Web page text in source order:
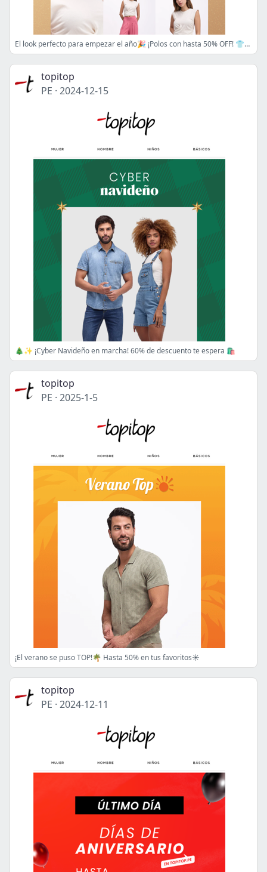
El look perfecto para empezar el año🎉 ¡Polos con hasta 50% OFF! 👕✨
topitop
PE · 2024-12-15
🎄✨ ¡Cyber Navideño en marcha! 60% de descuento te espera 🛍️
topitop
PE · 2025-1-5
¡El verano se puso TOP!🌴 Hasta 50% en tus favoritos☀️
topitop
PE · 2024-12-11